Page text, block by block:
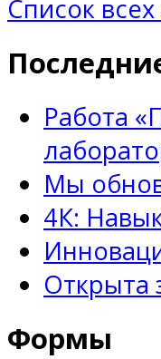
Список
Работа
Мы
4К:
Открыта
Формы